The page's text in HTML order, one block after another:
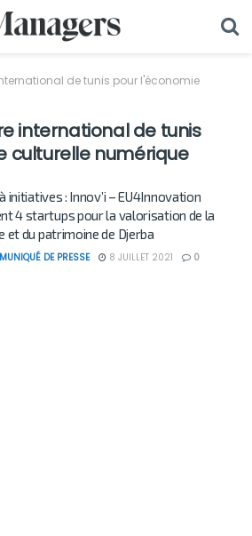
de tunis pour l'économie
international de tunis
culturelle numérique
initiatives : Innov’i – EU4Innovation
4 startups pour la valorisation de la
et du patrimoine de Djerba
DE PRESSE 8 JUILLET 2021 0